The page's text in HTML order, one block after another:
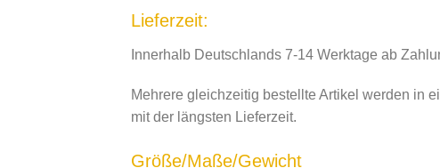
Lieferzeit:
Innerhalb Deutschlands 7-14 Werktage ab
Mehrere gleichzeitig bestellte Artikel werden in
mit der längsten Lieferzeit.
Größe/Maße/Gewicht